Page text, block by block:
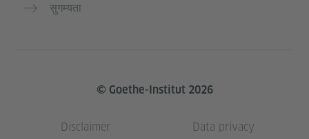
सुगम्यता
© Goethe-Institut 2026
Disclaimer Data privacy